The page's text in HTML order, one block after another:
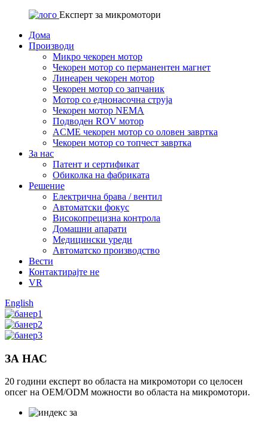
Експерт за микромотори
Дома
Производи
Микро чекорен мотор
Чекорен мотор со перманентен магнет
Линеарен чекорен мотор
Чекорен мотор со запчаник
Мотор со еднонасочна струја
Чекорен мотор NEMA
Подводен ROV мотор
ACME чекорен мотор со оловен завртка
Чекорен мотор со топчест завртка
За нас
Патент и сертификат
Обиколка на фабриката
Решение
Електрична брава / вентил
Автоматски фокус
Високопрецизна контрола
Домашни апарати
Медицински уреди
Автоматско производство
Вести
Контактирајте не
VR
English
ЗА НАС
20 години експерт во областа на микромотори со целосен
опсег на OEM/ODM можности во областа на микромотори.